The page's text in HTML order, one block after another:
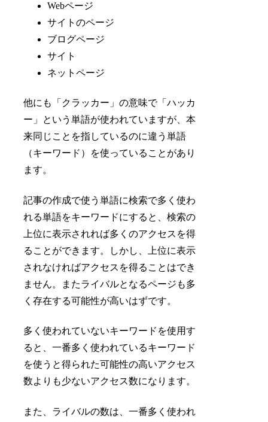
Webページ
サイトのページ
ブログページ
サイト
ネットページ
他にも「クラッカー」の意味で「ハッカ
ー」という単語が使われていますが、本
来同じことを指しているのに違う単語
（キーワード）を使っていることがあり
ます。
記事の作成で使う単語に検索で多く使わ
れる単語をキーワードにすると、検索の
上位に表示されれば多くのアクセスを得
ることができます。しかし、上位に表示
されなければアクセスを得ることはでき
ません。またライバルとなるページも多
く存在する可能性が高いはずです。
多く使われていないキーワードを使用す
ると、一番多く使われているキーワード
を使うと得られた可能性の高いアクセス
数よりも少ないアクセス数になります。
また、ライバルの数は、一番多く使われ